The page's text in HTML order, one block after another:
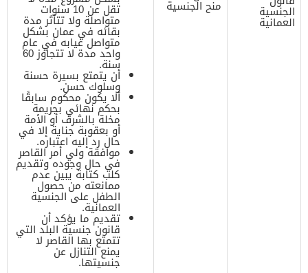
الجنسية
العمانية
منح الجنسية تقل عن 10 سنوات
متواصلة ولا تتأثر مدة
بقائه في عمان بشكل
متواصل غيابه في عام
واحد مدة لا تتجاوز 60
سنة.
أن يتمتع بسيرة حسنة
وسلوك حسن.
ألا يكون محكوم سابقًا
بحكم نهائي بجريمة
مخلة بالشرف أو الأمة
أو بعقوبة جناية إلا في
حال رد إليه اعتباره.
موافقة ولي أمر القاصر
في حال وجوده وتقديم
كلب كتابة يبين عدم
ممانعته من حصول
الطفل على الجنسية
العمانية.
تقديم ما يؤكد أن
قانون جنسية البلد التي
تتمتع بها القاصر لا
يمنع التنازل عن
جنسيتها.